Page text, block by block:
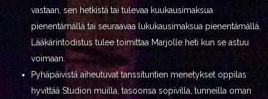
vastaan, sen hetkistä tai tulevaa kuukausimaksua
pienentämällä tai seuraavaa lukukausimaksua pienentämällä.
Lääkärintodistus tulee toimittaa Marjolle heti kun se astuu
voimaan.
Pyhäpäivistä aiheutuvat tanssituntien menetykset oppilas
hyvittää Studion muilla, tasoonsa sopivilla, tunneilla oman